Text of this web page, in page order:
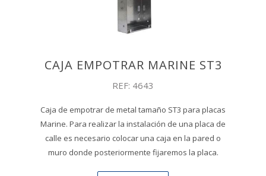
CAJA EMPOTRAR MARINE ST3
REF: 4643
Caja de empotrar de metal tamaño ST3 para placas
Marine. Para realizar la instalación de una placa de
calle es necesario colocar una caja en la pared o
muro donde posteriormente fijaremos la placa.